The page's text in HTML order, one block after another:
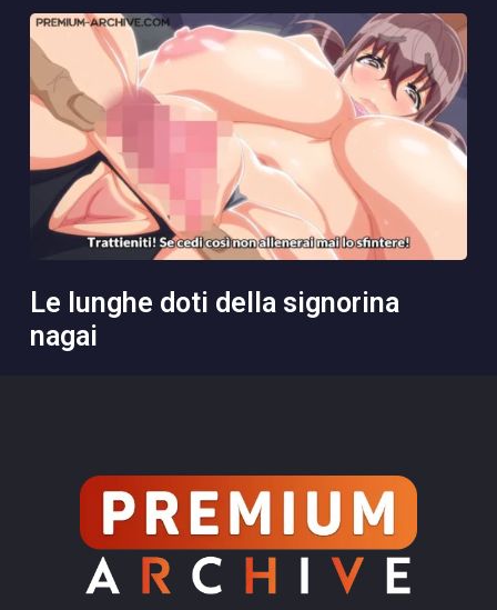
le lunghe doti della signorina
nagai